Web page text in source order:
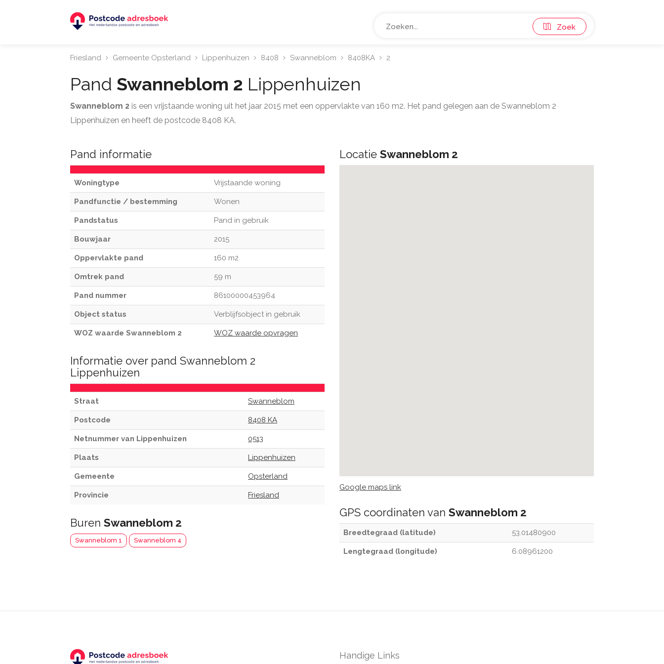
Zoek
Friesland Gemeente Opsterland Lippenhuizen 8408 Swanneblom 8408KA 2
Pand Swanneblom 2 Lippenhuizen
Swanneblom 2 is een vrijstaande woning uit het jaar 2015 met een oppervlakte van 160 m2. Het pand gelegen aan de Swanneblom 2
Lippenhuizen en heeft de postcode 8408 KA.
Pand informatie
Woningtype Vrijstaande woning
Pandfunctie / bestemming Wonen
Pandstatus Pand in gebruik
Bouwjaar 2015
Oppervlakte pand 160 m2
Omtrek pand 59 m
Pand nummer 86100000453964
Object status Verblijfsobject in gebruik
WOZ waarde Swanneblom 2 WOZ waarde opvragen
Informatie over pand Swanneblom 2
Lippenhuizen
Straat Swanneblom
Postcode 8408 KA
Netnummer van Lippenhuizen 0513
Plaats Lippenhuizen
Gemeente Opsterland
Provincie Friesland
Buren Swanneblom 2
Swanneblom 1 Swanneblom 4
Locatie Swanneblom 2
Google maps link
GPS coordinaten van Swanneblom 2
Breedtegraad (latitude) 53.01480900
Lengtegraad (longitude) 6.08961200
Handige Links